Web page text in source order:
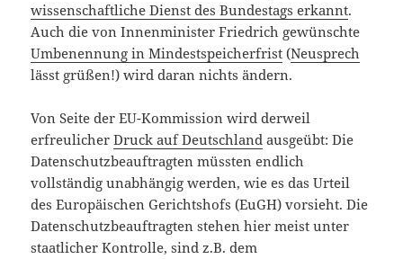
wissenschaftliche Dienst des Bundestags erkannt.
Auch die von Innenminister Friedrich gewünschte
Umbenennung in Mindestspeicherfrist (Neusprech
lässt grüßen!) wird daran nichts ändern.
Von Seite der EU-Kommission wird derweil
erfreulicherDruck auf Deutschland ausgeübt: Die
Datenschutzbeauftragten müssten endlich
vollständig unabhängig werden, wie es das Urteil
des Europäischen Gerichtshofs (EuGH) vorsieht. Die
Datenschutzbeauftragten stehen hier meist unter
staatlicher Kontrolle, sind z.B. dem